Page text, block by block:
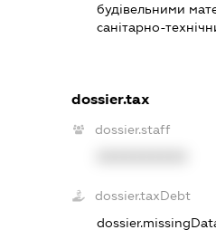
будівельними
санітарно-
dossier.tax
dossier.staff
dossier.taxDebt